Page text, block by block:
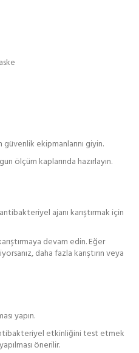
güvenlik ekipmanlarını giyin.
ölçüm kaplarında hazırlayın.
ajanı karıştırmak için
devam edin. Eğer
daha fazla karıştırın veya
yapın.
etkinliğini test etmek
önerilir.